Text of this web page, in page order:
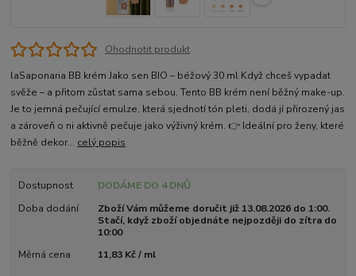
Ohodnotit produkt
laSaponaria BB krém Jako sen BIO – béžový 30 ml Když chceš vypadat
svěže – a přitom zůstat sama sebou. Tento BB krém není běžný make-up.
Je to jemná pečující emulze, která sjednotí tón pleti, dodá jí přirozený jas
a zároveň o ni aktivně pečuje jako výživný krém. 👉 Ideální pro ženy, které
běžně dekor... celý popis
Dostupnost
DODÁME DO 4 DNŮ
Doba dodání
Zboží Vám můžeme doručit již 13.08.2026 do 1:00.
Stačí, když zboží objednáte nejpozději do zítra do
10:00
Měrná cena
11,83 Kč / ml